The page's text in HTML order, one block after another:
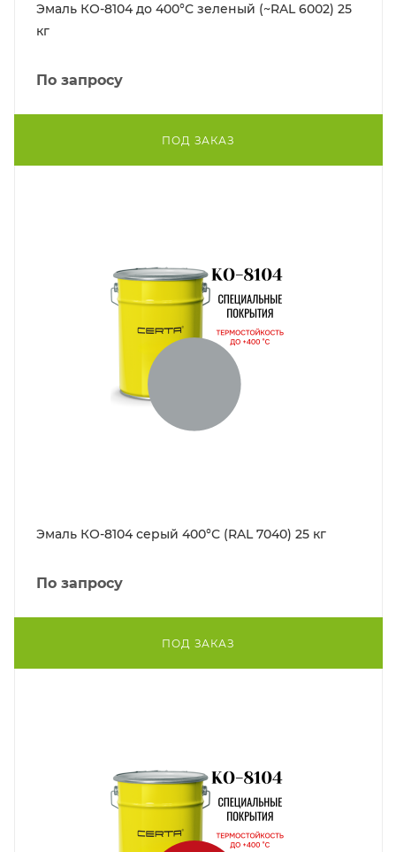
Эмаль КО-8104 до 400°С зеленый (~RAL 6002) 25
кг
По запросу
ПОД ЗАКАЗ
Эмаль КО-8104 серый 400°С (RAL 7040) 25 кг
По запросу
ПОД ЗАКАЗ